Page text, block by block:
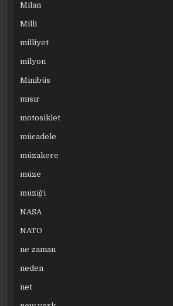
Milan
Milli
milliyet
milyon
Minibüs
mısır
motosiklet
mücadele
müzakere
müze
müziği
NASA
NATO
ne zaman
neden
net